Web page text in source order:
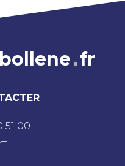
fr
51 00